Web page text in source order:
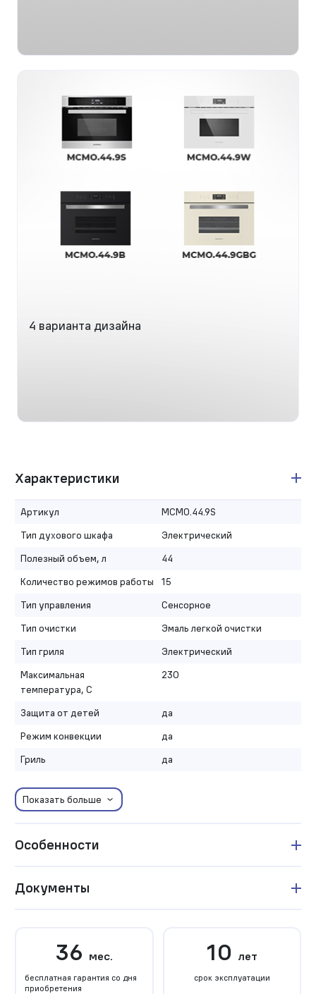
4 варианта дизайна
Характеристики
Артикул
MCMO.44.9S
Тип духового шкафа
Электрический
Полезный объем, л
44
Количество режимов работы
15
Тип управления
Сенсорное
Тип очистки
Эмаль легкой очистки
Тип гриля
Электрический
Максимальная
температура, С
230
Защита от детей
да
Режим конвекции
да
Гриль
да
Показать больше
Особенности
Документы
36 мес.
бесплатная гарантия со дня
приобретения
10 лет
срок эксплуатации